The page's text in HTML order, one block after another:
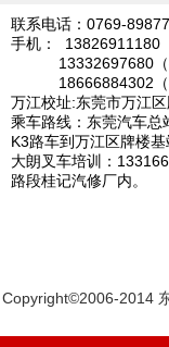
联系电话：0769-
手机： 13826911180
13332697680（
18666884302（
万江校址:东莞市万江
乘车路线：东莞汽车总
K3路车到万江区牌楼基
大朗叉车培训：
路段桂记汽修厂内。
Copyright©2006-2014